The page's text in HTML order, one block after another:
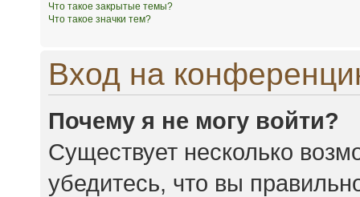
Что такое закрытые темы?
Что такое значки тем?
Вход на
Почему я не могу войти?
Существует несколько
убедитесь, что вы